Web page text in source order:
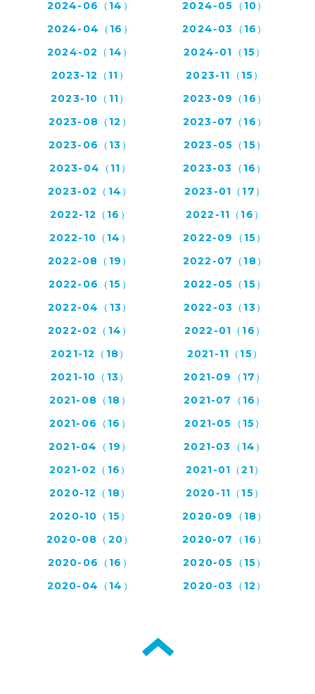
2024-06（14）
2024-05（10）
2024-04（16）
2024-03（16）
2024-02（14）
2024-01（15）
2023-12（11）
2023-11（15）
2023-10（11）
2023-09（16）
2023-08（12）
2023-07（16）
2023-06（13）
2023-05（15）
2023-04（11）
2023-03（16）
2023-02（14）
2023-01（17）
2022-12（16）
2022-11（16）
2022-10（14）
2022-09（15）
2022-08（19）
2022-07（18）
2022-06（15）
2022-05（15）
2022-04（13）
2022-03（13）
2022-02（14）
2022-01（16）
2021-12（18）
2021-11（15）
2021-10（13）
2021-09（17）
2021-08（18）
2021-07（16）
2021-06（16）
2021-05（15）
2021-04（19）
2021-03（14）
2021-02（16）
2021-01（21）
2020-12（18）
2020-11（15）
2020-10（15）
2020-09（18）
2020-08（20）
2020-07（16）
2020-06（16）
2020-05（15）
2020-04（14）
2020-03（12）